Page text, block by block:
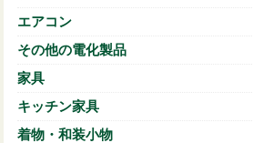
エアコン
その他の電化製品
家具
キッチン家具
着物・和装小物